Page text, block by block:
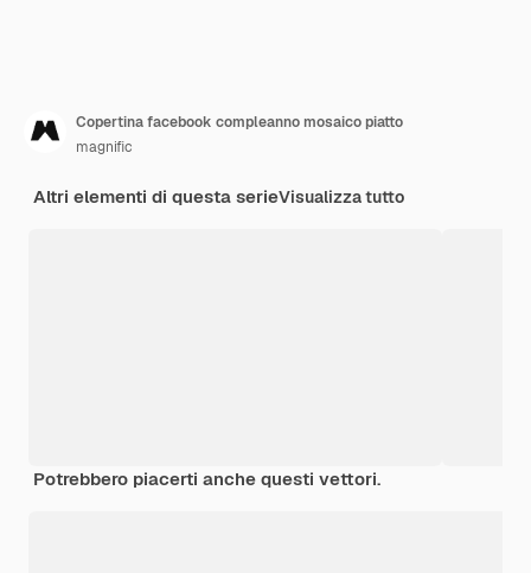
Copertina facebook compleanno mosaico piatto
magnific
Altri elementi di questa serieVisualizza tutto
Potrebbero piacerti anche questi vettori.